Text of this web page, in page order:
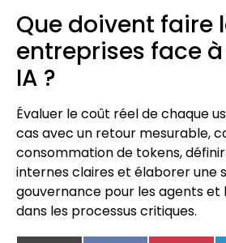
Que doivent faire
entreprises face
IA ?
Évaluer le coût réel de chaque
cas avec un retour mesurable,
consommation de tokens,
internes claires et élaborer une
gouvernance pour les agents et
dans les processus critiques.